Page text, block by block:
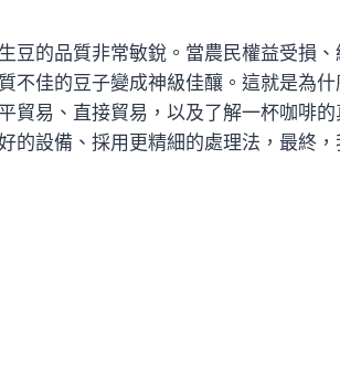
豆的品質非常敏銳。當農民權益受損
不佳的豆子變成神級佳釀。這就是為
貿易、直接貿易，以及了解一杯咖啡
的設備、採用更精細的處理法，最終